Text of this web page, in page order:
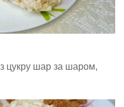
цукру шар за шаром,